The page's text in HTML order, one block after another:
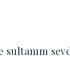
sultanım